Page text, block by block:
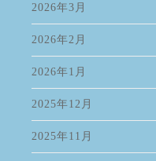
2026年3月
2026年2月
2026年1月
2025年12月
2025年11月